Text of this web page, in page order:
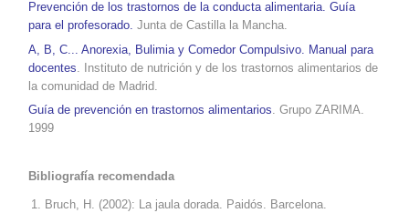
Prevención de los trastornos de la conducta alimentaria. Guía
para el profesorado. Junta de Castilla la Mancha.
A, B, C... Anorexia, Bulimia y Comedor Compulsivo. Manual para
docentes . Instituto de nutrición y de los trastornos alimentarios de
la comunidad de Madrid.
Guía de prevención en trastornos alimentarios. Grupo ZARIMA.
1999
Bibliografía recomendada
Bruch, H. (2002): La jaula dorada. Paidós. Barcelona.